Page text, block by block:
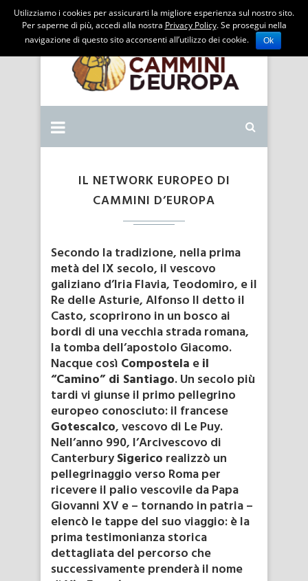
IL NETWORK EUROPEO DI
CAMMINI D’EUROPA
Secondo la tradizione, nella prima
metà del IX secolo, il vescovo
galizia­no d’Iria Flavia, Teodomiro, e il
Re delle Asturie, Alfonso II detto il
Casto, scoprirono in un bosco ai
bordi di una vecchia strada romana,
la tomba dell’apostolo Giacomo.
Nacque così Compostela eil
“Camino” di Santiago. Un secolo più
tardi vi giunse il pri­mo pellegrino
europeo conosciuto: il francese
Gotescalco, vescovo di Le Puy.
Nell’anno 990, l’Arcivescovo di
CanterburySigerico realizzò un
pelle­grinaggio verso Roma per
ricevere il palio vescovile da Papa
Giovanni XV e – tornando in patria –
elencò le tappe del suo viaggio: è la
prima testimonianza storica
dettagliata del percorso che
successivamente prenderà il nome
Utilizziamo i cookies per assicurarti la migliore esperienza sul nostro sito.
Per saperne di più, accedi alla nostra Privacy Policy. Se prosegui nella
navigazione di questo sito acconsenti all’utilizzo dei cookie.
Ok